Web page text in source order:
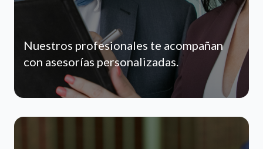
Nuestros profesionales te acompañan
con asesorías personalizadas.